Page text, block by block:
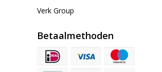
Verk Group
Betaalmethoden